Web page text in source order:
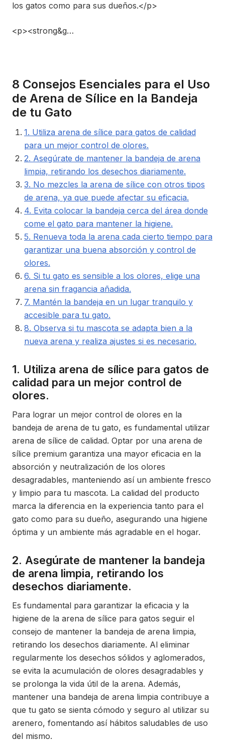
los gatos como para sus dueños.</p>
<p><strong&g…
8 Consejos Esenciales para el Uso
de Arena de Sílice en la Bandeja
de tu Gato
1. Utiliza arena de sílice para gatos de calidad
para un mejor control de olores.
2. Asegúrate de mantener la bandeja de arena
limpia, retirando los desechos diariamente.
3. No mezcles la arena de sílice con otros tipos
de arena, ya que puede afectar su eficacia.
4. Evita colocar la bandeja cerca del área donde
come el gato para mantener la higiene.
5. Renueva toda la arena cada cierto tiempo para
garantizar una buena absorción y control de
olores.
6. Si tu gato es sensible a los olores, elige una
arena sin fragancia añadida.
7. Mantén la bandeja en un lugar tranquilo y
accesible para tu gato.
8. Observa si tu mascota se adapta bien a la
nueva arena y realiza ajustes si es necesario.
1. Utiliza arena de sílice para gatos de
calidad para un mejor control de
olores.
Para lograr un mejor control de olores en la
bandeja de arena de tu gato, es fundamental utilizar
arena de sílice de calidad. Optar por una arena de
sílice premium garantiza una mayor eficacia en la
absorción y neutralización de los olores
desagradables, manteniendo así un ambiente fresco
y limpio para tu mascota. La calidad del producto
marca la diferencia en la experiencia tanto para el
gato como para su dueño, asegurando una higiene
óptima y un ambiente más agradable en el hogar.
2. Asegúrate de mantener la bandeja
de arena limpia, retirando los
desechos diariamente.
Es fundamental para garantizar la eficacia y la
higiene de la arena de sílice para gatos seguir el
consejo de mantener la bandeja de arena limpia,
retirando los desechos diariamente. Al eliminar
regularmente los desechos sólidos y aglomerados,
se evita la acumulación de olores desagradables y
se prolonga la vida útil de la arena. Además,
mantener una bandeja de arena limpia contribuye a
que tu gato se sienta cómodo y seguro al utilizar su
arenero, fomentando así hábitos saludables de uso
del mismo.